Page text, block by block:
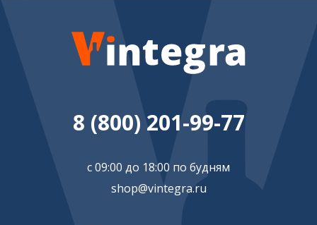
8 (800) 201-99-77
с 09:00 до 18:00 по будням
shop@vintegra.ru